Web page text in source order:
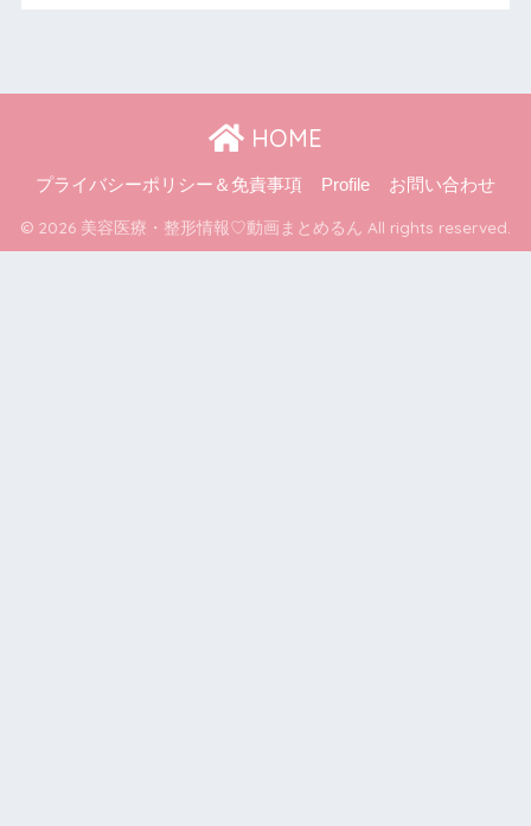
HOME
プライバシーポリシー＆免責事項 Profile お問い合わせ
© 2026 美容医療・整形情報♡動画まとめるん All rights reserved.